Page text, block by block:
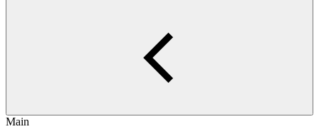
Main